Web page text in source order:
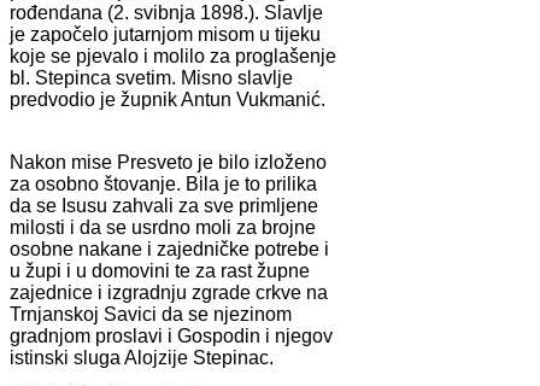
rođendana (2. svibnja 1898.). Slavlje
je započelo jutarnjom misom u tijeku
koje se pjevalo i molilo za proglašenje
bl. Stepinca svetim. Misno slavlje
predvodio je župnik Antun Vukmanić.
Nakon mise Presveto je bilo izloženo
za osobno štovanje. Bila je to prilika
da se Isusu zahvali za sve primljene
milosti i da se usrdno moli za brojne
osobne nakane i zajedničke potrebe i
u župi i u domovini te za rast župne
zajednice i izgradnju zgrade crkve na
Trnjanskoj Savici da se njezinom
gradnjom proslavi i Gospodin i njegov
istinski sluga Alojzije Stepinac.